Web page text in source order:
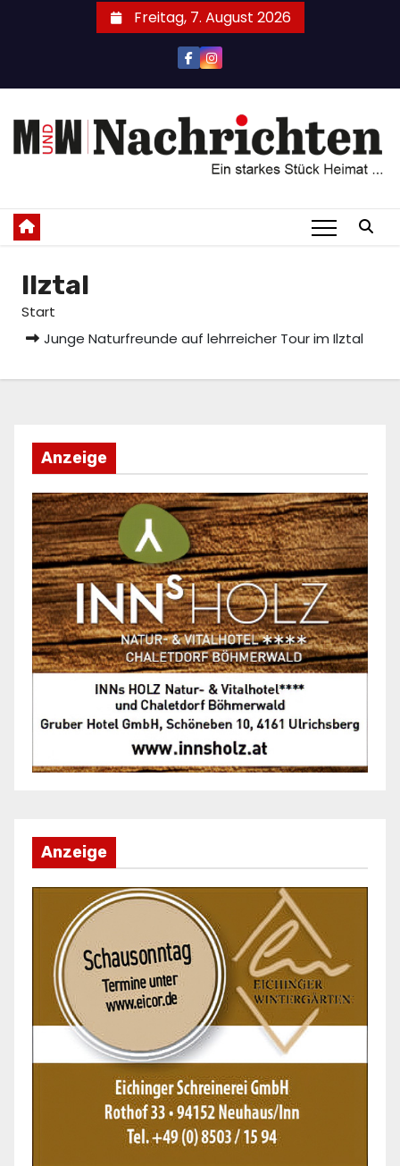
Freitag, 7. August 2026
Ilztal
Start
Junge Naturfreunde auf lehrreicher Tour im Ilztal
Anzeige
Anzeige